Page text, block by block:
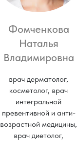
Фомченкова
Наталья
Владимировна
врач дерматолог,
косметолог, врач
интегральной
превентивной и анти-
возрастной медицины,
врач диетолог,